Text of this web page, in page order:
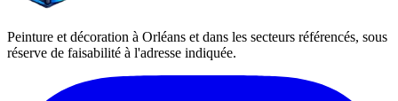
Peinture et décoration à Orléans et dans les secteurs référencés, sous
réserve de faisabilité à l'adresse indiquée.